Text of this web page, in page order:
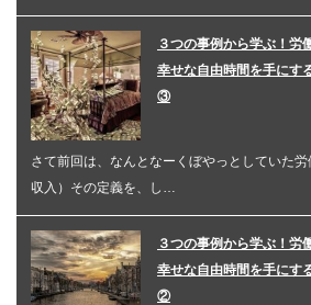
３つの事例から学ぶ！労
幸せな自由時間を手にす
③
さて前回は、なんとなーくぼやっとしていた
収入）その定義を、し…
３つの事例から学ぶ！労
幸せな自由時間を手にす
②